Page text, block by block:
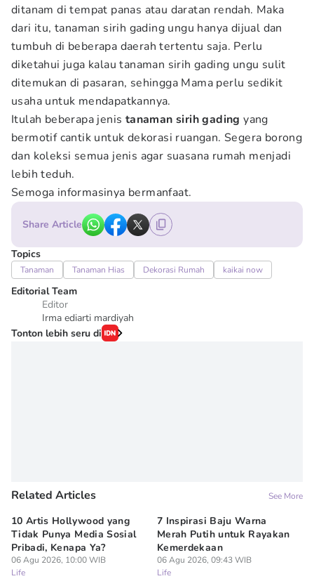
ditanam di tempat panas atau daratan rendah. Maka
dari itu, tanaman sirih gading ungu hanya dijual dan
tumbuh di beberapa daerah tertentu saja. Perlu
diketahui juga kalau tanaman sirih gading ungu sulit
ditemukan di pasaran, sehingga Mama perlu sedikit
usaha untuk mendapatkannya.
Itulah beberapa jenis tanaman sirih gading yang
bermotif cantik untuk dekorasi ruangan. Segera borong
dan koleksi semua jenis agar suasana rumah menjadi
lebih teduh.
Semoga informasinya bermanfaat.
Share Article
Topics
Tanaman Tanaman Hias Dekorasi Rumah kaikai now
Editorial Team
Editor
Irma ediarti mardiyah
Tonton lebih seru di
Related Articles See More
10 Artis Hollywood yang
Tidak Punya Media Sosial
Pribadi, Kenapa Ya?
06 Agu 2026, 10:00 WIB
Life
7 Inspirasi Baju Warna
Merah Putih untuk Rayakan
Kemerdekaan
06 Agu 2026, 09:43 WIB
Life